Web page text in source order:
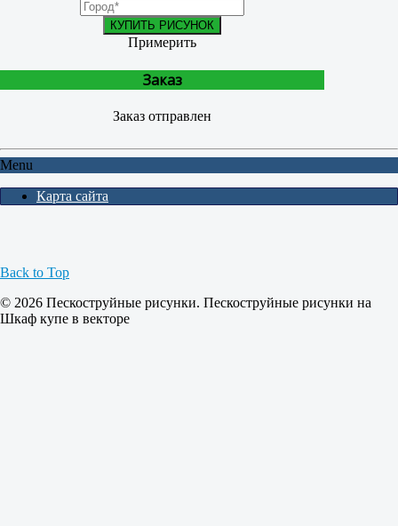
КУПИТЬ РИСУНОК
Примерить
Заказ
Заказ отправлен
Menu
Карта сайта
Back to Top
© 2026 Пескоструйные рисунки. Пескоструйные рисунки на
Шкаф купе в векторе